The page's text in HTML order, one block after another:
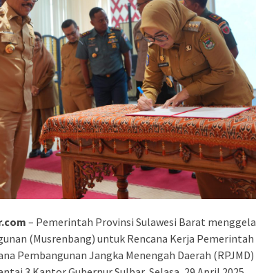
– Pemerintah Provinsi Sulawesi Barat
(Musrenbang) untuk Rencana Kerja Pemerintah
Pembangunan Jangka Menengah Daerah (RPJMD)